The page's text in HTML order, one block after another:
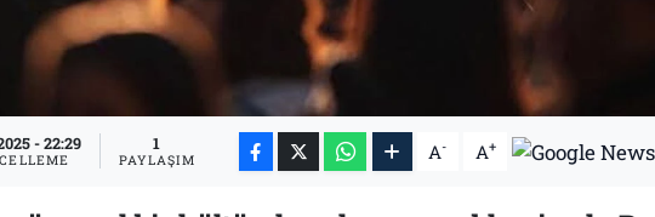
- 22:29 1
PAYLAŞIM A- A+